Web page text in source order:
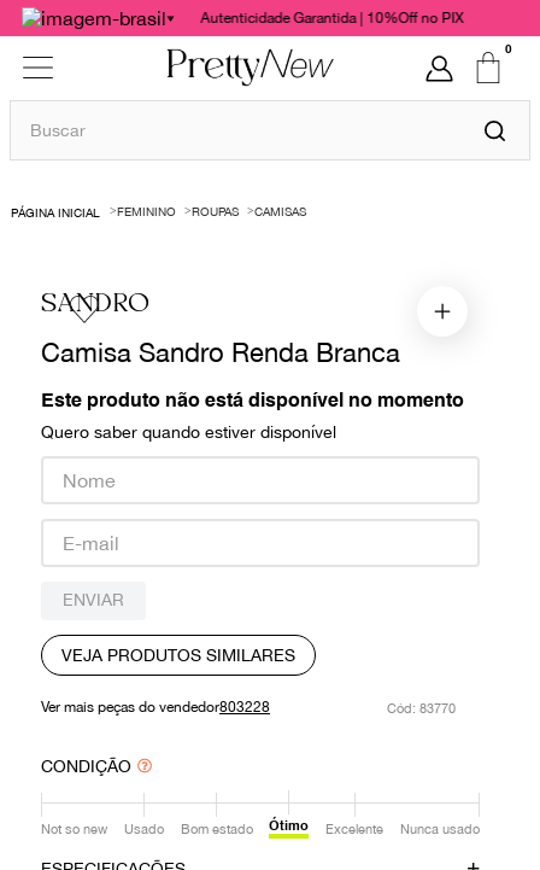
Autenticidade Garantida | 10%Off no PIX
0
Buscar
FEMININO ROUPAS CAMISAS
SANDRO
Camisa Sandro Renda Branca
Este produto não está disponível no momento
Quero saber quando estiver disponível
ENVIAR
VEJA PRODUTOS SIMILARES
Ver mais peças do vendedor803228 : 83770
CONDIÇÃO
Not so new Usado Bom estado Ótimo Excelente Nunca usado
1º
bolsas
chanel
gucci
vestido
valentino
paula raia
burberry
prada
louis vuitton